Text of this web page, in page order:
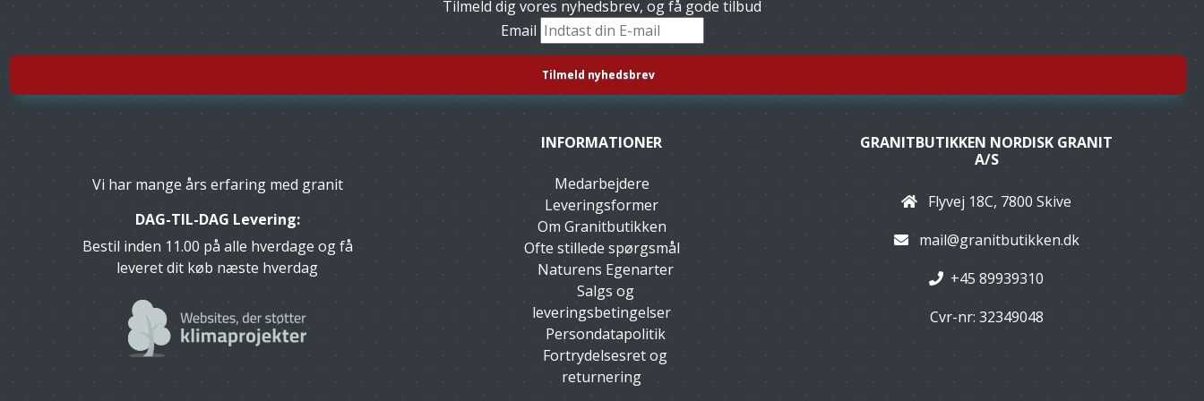
Tilmeld dig vores nyhedsbrev, og få gode tilbud
Email
Vi har mange års erfaring med granit
DAG-TIL-DAG Levering:
Bestil inden 11.00 på alle hverdage og få
leveret dit køb næste hverdag
INFORMATIONER
Medarbejdere
Leveringsformer
Om Granitbutikken
Ofte stillede spørgsmål
Naturens Egenarter
Salgs og
leveringsbetingelser
Persondatapolitik
Fortrydelsesret og
returnering
GRANITBUTIKKEN NORDISK GRANIT
A/S
Flyvej 18C, 7800 Skive
mail@granitbutikken.dk
+45 89939310
Cvr-nr: 32349048